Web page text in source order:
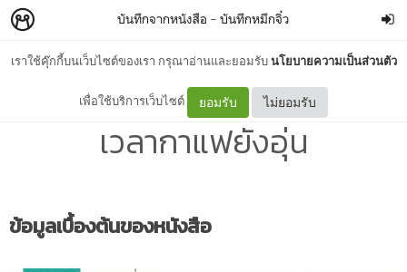
เราใช้คุ๊กกี้บนเว็บไซต์ของเรา กรุณาอ่านและยอมรับนโยบายความเป็นส่วนตัว
เพื่อใช้บริการเว็บไซต์ ยอมรับ ไม่ยอมรับ
บันทึกจากหนังสือ – บันทึกหมึกจิ๋ว
[รีวิวหนังสือ] 01 เพียงช่วง
เวลากาแฟยังอุ่น
ข้อมูลเบื้องต้นของหนังสือ